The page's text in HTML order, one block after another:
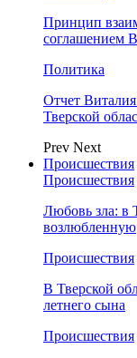
Принцип
соглашением
Политика
Отчет Виталия
Тверской
Prev Next
Происшествия
Происшествия
Любовь зла: в
возлюбленную
Происшествия
В Тверской
летнего сына
Происшествия